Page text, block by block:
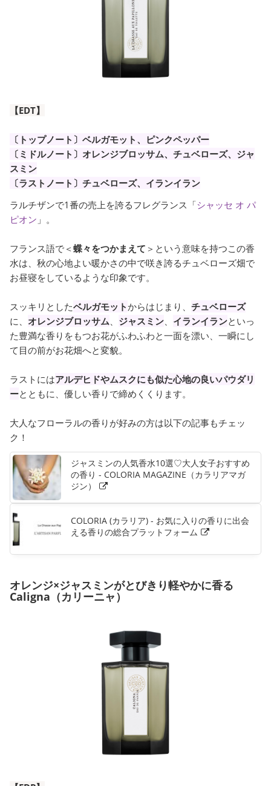
【EDT】
〔トップノート〕ベルガモット、ピンクペッパー
〔ミドルノート〕オレンジブロッサム、チュベローズ、ジャ
スミン
〔ラストノート〕チュベローズ、イランイラン
ラルチザンで1番の売上を誇るフレグランス「シャッセ オ パ
ピオン 」。
フランス語で＜蝶々をつかまえて ＞という意味を持つこの香
水は、秋の心地よい暖かさの中で咲き誇るチュベローズ畑で
お昼寝をしているような印象です。
スッキリとしたベルガモットからはじまり、 チュベローズ
に、 オレンジブロッサム、 ジャスミン、 イランイランといっ
た豊満な香りをもつお花がふわふわと一面を漂い、一瞬にし
て目の前がお花畑へと変貌。
ラストにはアルデヒドやムスクにも似た心地の良いパウダリ
ーとともに、優しい香りで締めくくります。
大人なフローラルの香りが好みの方は以下の記事もチェッ
ク！
ジャスミンの人気香水10選♡大人女子おすすめ
の香り - COLORIA MAGAZINE（カラリアマガ
ジン）
COLORIA (カラリア) - お気に入りの香りに出会
える香りの総合プラットフォーム
オレンジ×ジャスミンがとびきり軽やかに香る
Caligna（カリーニャ）